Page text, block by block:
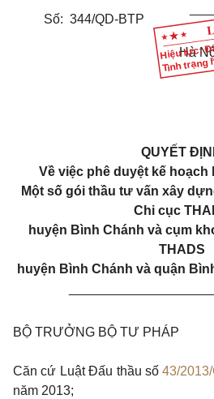
Hiệu lực:
Tình
Số: 344/QD-BTP
Hà
QUYẾT
Về việc phê duyệt kế
Một số gói thầu tư vấn xây
Chi cục
huyện Bình Chánh và cụm
THADS
huyện Bình Chánh và quận
BỘ TRƯỞNG BỘ TƯ PHÁP
Căn cứ Luật Đấu thầu số43/
năm 2013;